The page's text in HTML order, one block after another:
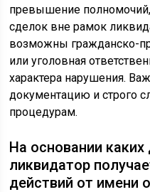
превышение
сделок вне рамок
возможны гражданско-
или уголовная
характера нарушения.
документацию и строго
процедурам.
На основании
ликвидатор
действий от имени